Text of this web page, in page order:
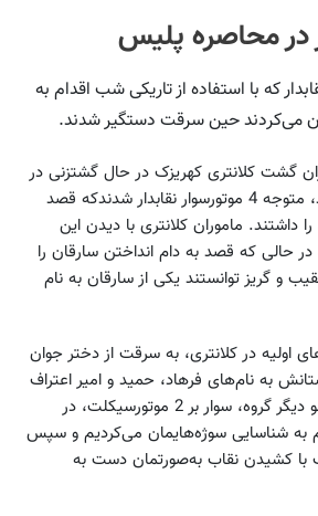
در محاصره پلیس
که با استفاده از تاریکی شب اقدام به
می‌کردند حین سرقت دستگیر شدند.
گشت کلانتری کهریزک در حال گشتزنی در
حوزه انتظامی خود بودند، متوجه 4 موتورسوار نقابدار شدندکه قصد
داشتند. ماموران کلانتری با دیدن این
حالی که قصد به دام انداختن سارقان را
و گریز توانستند یکی از سارقان به نام
اولیه در کلانتری، به سرقت از دختر جوان
از دوستانش به نام‌های فرهاد، حمید و امیر اعتراف
کرد و گفت: من و 3 عضو دیگر گروه، سوار بر 2 موتورسیکلت، در
به شناسایی سوژه‌هایمان می‌کردیم و سپس
با کشیدن نقاب به‌صورتمان دست به